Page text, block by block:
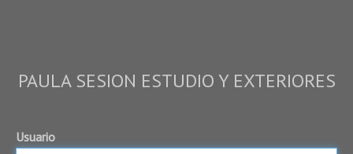
PAULA SESION ESTUDIO Y EXTERIORES
Usuario